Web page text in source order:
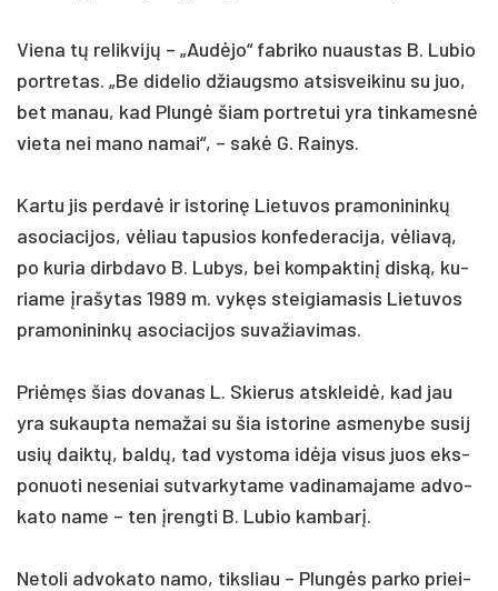
Vie­na tų re­lik­vijų – „Audė­jo“ fab­ri­ko nuaus­tas B. Lu­bio
po­rtre­tas. „Be di­de­lio džiaugs­mo at­si­svei­ki­nu su juo,
bet ma­nau, kad Plungė šiam po­rtre­tui yra tin­ka­mesnė
vie­ta nei ma­no na­mai“, – sakė G. Rai­nys.
Kar­tu jis per­davė ir is­to­rinę Lie­tu­vos pra­mo­ni­ninkų
aso­cia­ci­jos, vėliau ta­pu­sios kon­fe­de­ra­ci­ja, vėliavą,
po ku­ria dirb­da­vo B. Lu­bys, bei kom­pak­tinį diską, ku­
ria­me įra­šy­tas 1989 m. vykęs stei­gia­ma­sis Lie­tu­vos
pra­mo­ni­ninkų aso­cia­ci­jos su­va­žia­vi­mas.
Priėmęs šias do­va­nas L. Skie­rus at­skleidė, kad jau
yra su­kaup­ta ne­ma­žai su šia is­to­ri­ne as­me­ny­be su­si­j
u­sių daiktų, baldų, tad vys­to­ma idė­ja vi­sus juos eks­
po­nuo­ti ne­se­niai su­tvar­ky­ta­me va­di­na­ma­ja­me ad­vo­
ka­to na­me – ten įreng­ti B. Lu­bio kam­barį.
Ne­to­li ad­vo­ka­to na­mo, tiks­liau – Plungės par­ko priei­